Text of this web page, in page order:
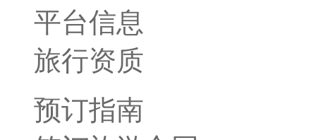
平台信息
旅行资质
预订指南